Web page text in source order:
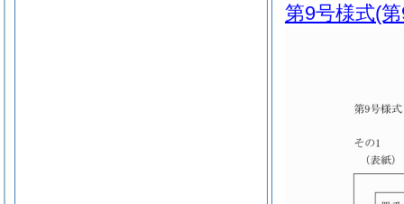
第9号様式(